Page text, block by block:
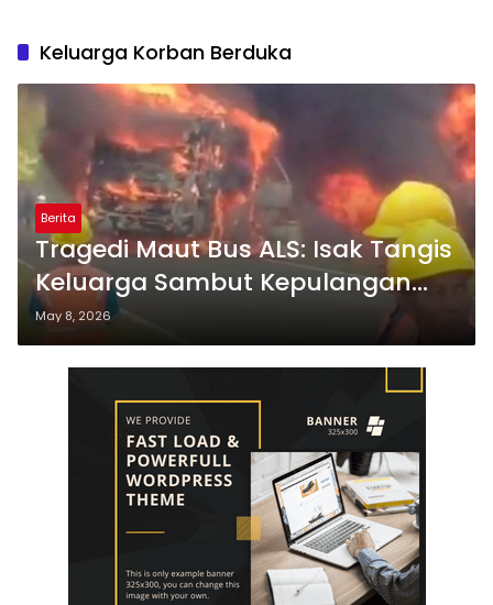
Keluarga Korban Berduka
Berita
Tragedi Maut Bus ALS: Isak Tangis
Keluarga Sambut Kepulangan
Jenazah
May 8, 2026